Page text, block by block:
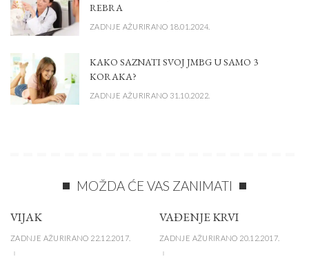
REBRA
ZADNJE AŽURIRANO 18.01.2024.
KAKO SAZNATI SVOJ JMBG U SAMO 3
KORAKA?
ZADNJE AŽURIRANO 31.10.2022.
MOŽDA ĆE VAS ZANIMATI
VIJAK
ZADNJE AŽURIRANO 22.12.2017.
VAĐENJE KRVI
ZADNJE AŽURIRANO 20.12.2017.